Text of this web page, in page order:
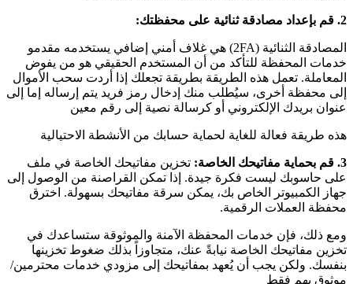
2. قم بإعداد مصادقة ثنائية على محفظتك:
المصادقة الثنائية (2FA) هي غلاف أمني إضافي يستخدمه مقدمو
خدمات المحفظة للتأكد من أن المستخدم الحقيقي هو من يفوض
المعاملة. تعمل هذه الطريقة بطريقة تجعلك إذا أردت سحب الأموال
إلى محفظة أخرى، سيُطلب منك إدخال رمز فريد يتم إرساله إما إلى
عنوان بريدك الإلكتروني أو كرسالة نصية إلى رقم معين
هذه طريقة فعالة للغاية لحماية حسابك من الأنشطة الاحتيالية
3. قم بحماية مفاتيحك الخاصة:
تخزين مفاتيحك الخاصة في ملف
على حاسوبك ليست فكرة جيدة. إذا تمكن القراصنة من الوصول إلى
جهاز الكمبيوتر الخاص بك، يمكن سرقة مفاتيحك بسهولة.
محفظة العملات الرقمية.
ومع ذلك، فإن خدمات المحفظة الآمنة والموثوقة ستساعدك في
تخزين مفاتيحك الخاصة نيابةً عنك، متجاوزاً بذلك ضغوط تخزينها
بنفسك. ولكن يجب أن يُعهد بمفاتيحك إلى مزودي خدمات محترمين/
موثوق بهم فقط